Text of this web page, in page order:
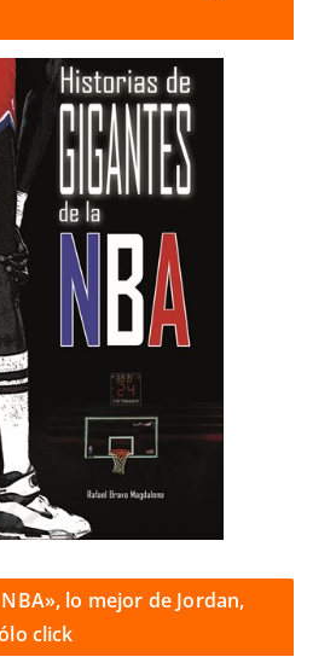
lo mejor de Jordan,
click